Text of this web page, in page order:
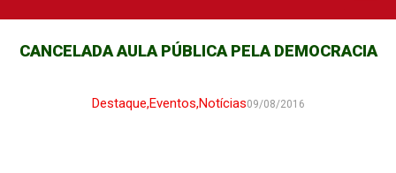
CANCELADA AULA PÚBLICA PELA DEMOCRACIA
Destaque,Eventos,Notícias09/08/2016